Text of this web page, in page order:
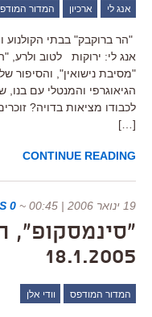
אנג לי ארכיון המדור
"הר ברוקבק" בבתי הקולנוע
אנג לי: ירוקות לטוב ולרע,
"מסיבת נישואין", והסיפור
הגיאוגרפי והמנטלי עם
לכבודו מציאות בדויה?
[…]
CONTINUE READING
19 ינואר 2006 | 00:45 ~
0 COMMENTS
"סינמסקופ",
18.1.2005
המדור המודפס וודי אלן